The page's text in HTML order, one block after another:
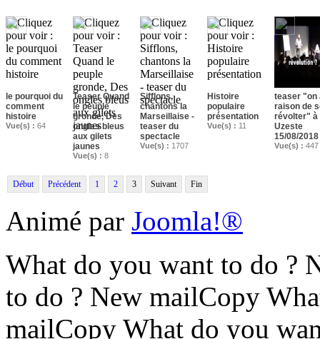
le pourquoi du
comment
histoire
Vue(s) : 64
Teaser Quand
le peuple
gronde, Des
ongles bleus
aux gilets
jaunes
Vue(s) : 8
Sifflons,
chantons la
Marseillaise -
teaser du
spectacle
Vue(s) : 1707
Histoire
populaire
présentation
Vue(s) : 11
teaser "on
raison de
révolter" à
Uzeste
15/08/2018
Vue(s) : 447
Début Précédent 1 2 3 Suivant Fin
Animé par Joomla!®
What do you want to do ?
to do ? New mailCopy
mailCopy What do you